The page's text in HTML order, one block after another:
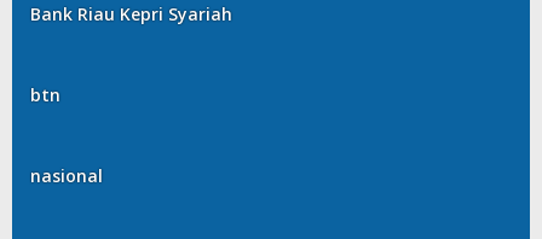
Bank Riau Kepri Syariah
btn
nasional